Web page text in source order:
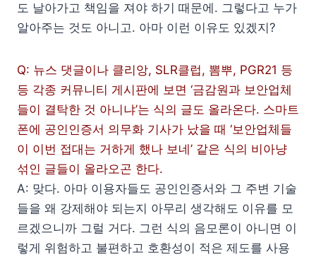
도 날아가고 책임을 져야 하기 때문에. 그렇다고 누가
알아주는 것도 아니고. 아마 이런 이유도 있겠지?
Q: 뉴스 댓글이나 클리앙, SLR클럽, 뽐뿌, PGR21 등
등 각종 커뮤니티 게시판에 보면 ‘금감원과 보안업체
들이 결탁한 것 아니냐’는 식의 글도 올라온다. 스마트
폰에 공인인증서 의무화 기사가 났을 때 ‘보안업체들
이 이번 접대는 거하게 했나 보네’ 같은 식의 비아냥
섞인 글들이 올라오곤 한다.
A: 맞다. 아마 이용자들도 공인인증서와 그 주변 기술
들을 왜 강제해야 되는지 아무리 생각해도 이유를 모
르겠으니까 그럴 거다. 그런 식의 음모론이 아니면 이
렇게 위험하고 불편하고 호환성이 적은 제도를 사용